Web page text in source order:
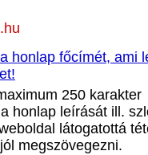
honlap főcímét, ami
250 karakter
honlap leírását ill.
látogatottá
megszövegezni.